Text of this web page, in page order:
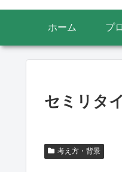
ホーム プ
セミリタ
考え方・背景